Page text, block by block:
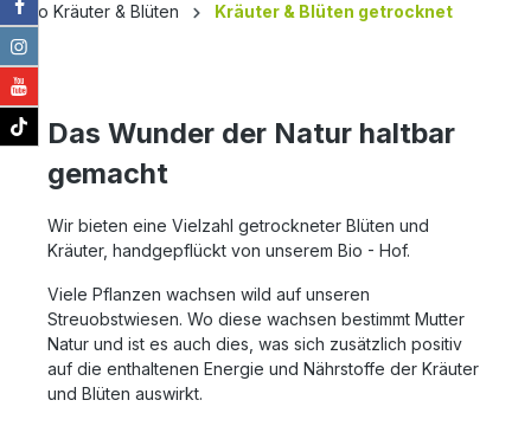
Bio Kräuter & Blüten Kräuter & Blüten getrocknet
Das Wunder der Natur haltbar
gemacht
Wir bieten eine Vielzahl getrockneter Blüten und
Kräuter, handgepflückt von unserem Bio - Hof.
Viele Pflanzen wachsen wild auf unseren
Streuobstwiesen. Wo diese wachsen bestimmt Mutter
Natur und ist es auch dies, was sich zusätzlich positiv
auf die enthaltenen Energie und Nährstoffe der Kräuter
und Blüten auswirkt.